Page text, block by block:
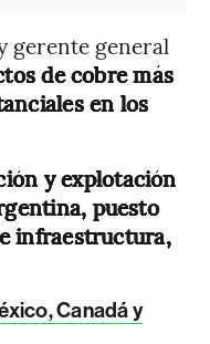
gerente general
de cobre más
en los
y explotación
puesto
infraestructura,
Canadá y